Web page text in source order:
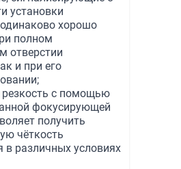
установки
хорошо
полном
отверстии
и при его
резкость с помощью
фокусирующей
получить
чёткость
в различных условиях